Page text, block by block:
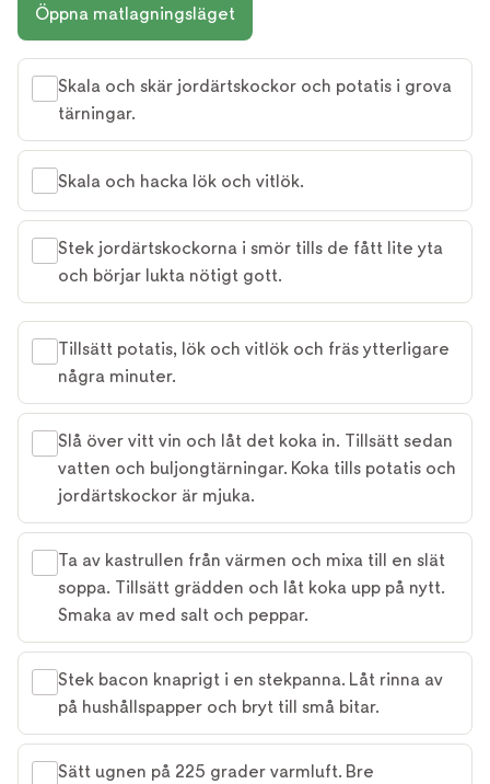
Öppna matlagningsläget
Skala och skär jordärtskockor och potatis i grova
tärningar.
Skala och hacka lök och vitlök.
Stek jordärtskockorna i smör tills de fått lite yta
och börjar lukta nötigt gott.
Tillsätt potatis, lök och vitlök och fräs ytterligare
några minuter.
Slå över vitt vin och låt det koka in. Tillsätt sedan
vatten och buljongtärningar. Koka tills potatis och
jordärtskockor är mjuka.
Ta av kastrullen från värmen och mixa till en slät
soppa. Tillsätt grädden och låt koka upp på nytt.
Smaka av med salt och peppar.
Stek bacon knaprigt i en stekpanna. Låt rinna av
på hushållspapper och bryt till små bitar.
Sätt ugnen på 225 grader varmluft. Bre